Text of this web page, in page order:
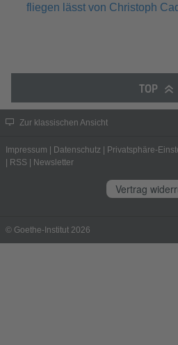
fliegen lässt von Christoph
TOP
Zur klassischen Ansicht
Impressum Datenschutz Privatsphäre-
RSS Newsletter
Vertrag
© Goethe-Institut 2026